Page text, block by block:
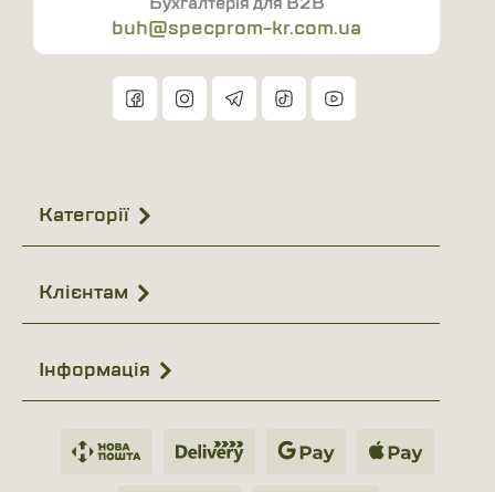
buh@specprom-kr.com.ua
Категорії
Клієнтам
Інформація